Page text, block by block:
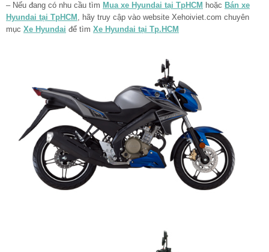
– Nếu đang có nhu cầu tìm Mua xe Hyundai tại TpHCM hoặc Bán xe
Hyundai tại TpHCM , hãy truy cập vào website Xehoiviet.com chuyên
mục Xe Hyundai để tìm Xe Hyundai tại Tp.HCM